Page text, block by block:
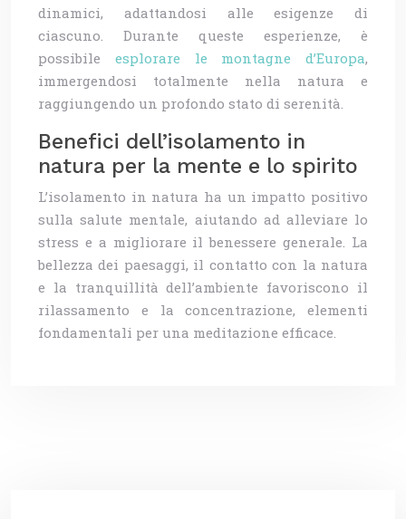
dinamici, adattandosi alle esigenze di
ciascuno. Durante queste esperienze, è
possibile esplorare le montagne d’Europa,
immergendosi totalmente nella natura e
raggiungendo un profondo stato di serenità.
Benefici dell’isolamento in
natura per la mente e lo spirito
L’isolamento in natura ha un impatto positivo
sulla salute mentale, aiutando ad alleviare lo
stress e a migliorare il benessere generale. La
bellezza dei paesaggi, il contatto con la natura
e la tranquillità dell’ambiente favoriscono il
rilassamento e la concentrazione, elementi
fondamentali per una meditazione efficace.